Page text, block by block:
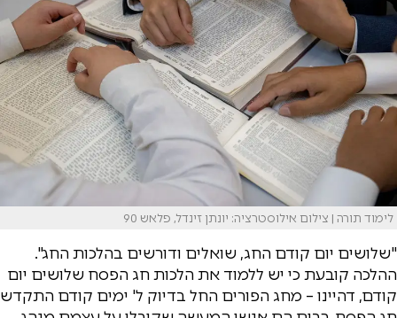
לימוד תורה | צילום אילוסטרציה: יונתן זינדל, פלאש 90
"שלושים יום קודם החג, שואלים ודורשים בהלכות החג".
ההלכה קובעת כי יש ללמוד את הלכות חג הפסח שלושים יום
קודם, דהיינו – מחג הפורים החל בדיוק ל' ימים קודם התקדש